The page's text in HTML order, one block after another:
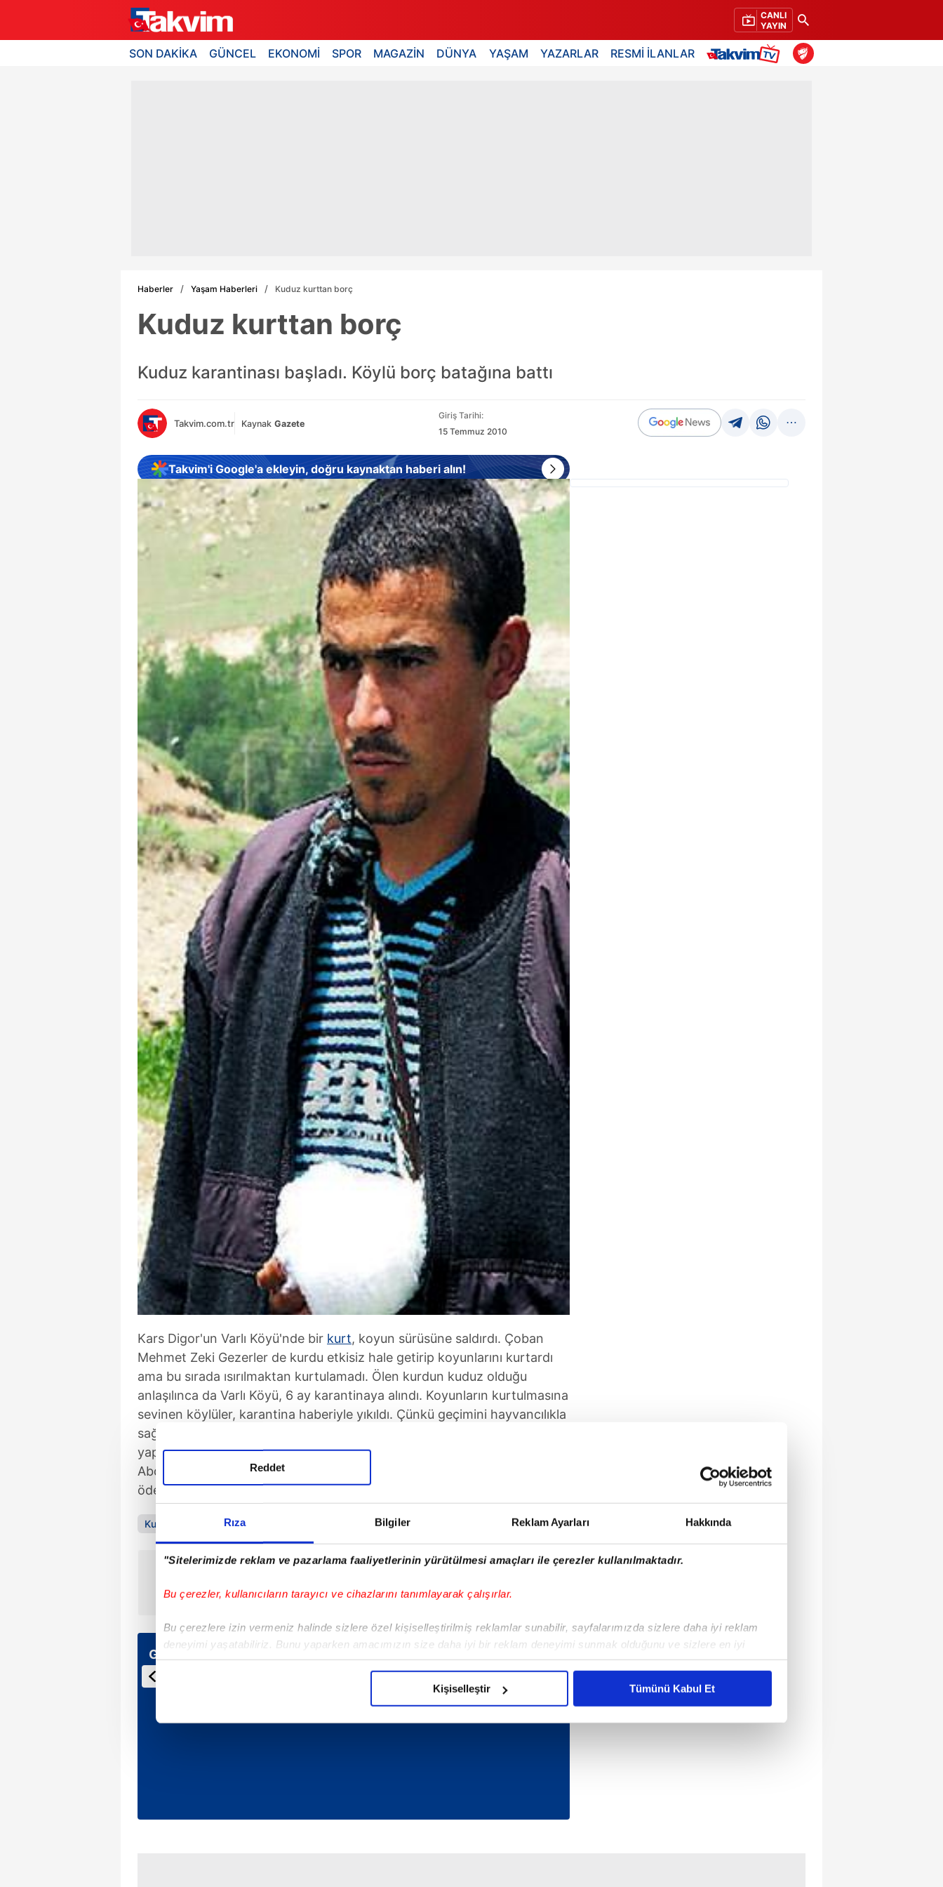
Rıza Bilgiler Reklam Ayarları Hakkında
"Sitelerimizde reklam ve pazarlama faaliyetlerinin yürütülmesi amaçları ile çerezler kullanılmaktadır.
Bu çerezler, kullanıcıların tarayıcı ve cihazlarını tanımlayarak çalışırlar.
Bu çerezlere izin vermeniz halinde sizlere özel kişiselleştirilmiş reklamlar sunabilir, sayfalarımızda sizlere daha iyi reklam
deneyimi yaşatabiliriz. Bunu yaparken amacımızın size daha iyi bir reklam deneyimi sunmak olduğunu ve sizlere en iyi
içerikleri sunabilmek adına elimizden gelen çabayı gösterdiğimizi ve bu noktada, reklamların maliyetlerimizi karşılamak
Reddet
Kişiselleştir Tümünü Kabul Et
CANLI
YAYIN
SON DAKİKA GÜNCEL EKONOMİ SPOR MAGAZİN DÜNYA YAŞAM YAZARLAR RESMİ İLANLAR
Haberler Yaşam Haberleri Kuduz kurttan borç
Kuduz kurttan borç
Kuduz karantinası başladı. Köylü borç batağına battı
Takvim.com.tr Kaynak Gazete
Giriş Tarihi:
15 Temmuz 2010
Takvim'i Google'a ekleyin, doğru kaynaktan haberi alın!
Kars Digor'un Varlı Köyü'nde bir kurt, koyun sürüsüne saldırdı. Çoban
Mehmet Zeki Gezerler de kurdu etkisiz hale getirip koyunlarını kurtardı
ama bu sırada ısırılmaktan kurtulamadı. Ölen kurdun kuduz olduğu
anlaşılınca da Varlı Köyü, 6 ay karantinaya alındı. Koyunların kurtulmasına
sevinen köylüler, karantina haberiyle yıkıldı. Çünkü geçimini hayvancılıkla
sağlayan köye, 6 ay boyunca hayvan giriş-çıkışı yasaklandı. İş
yapamayan köylüler, borçlarını ödeyemez hale geldi. Muhtar
Abdurrahman Çankır, "Alım satım olmadığı için köylüler borçlarını
ödeyemiyor. 6 ay süreyi kısaltsınlar, yoksa icralık olacağız" dedi.
Kurt
SONRAKİ HABER
ÖNCEKİ HABER
Günün Manşetleri